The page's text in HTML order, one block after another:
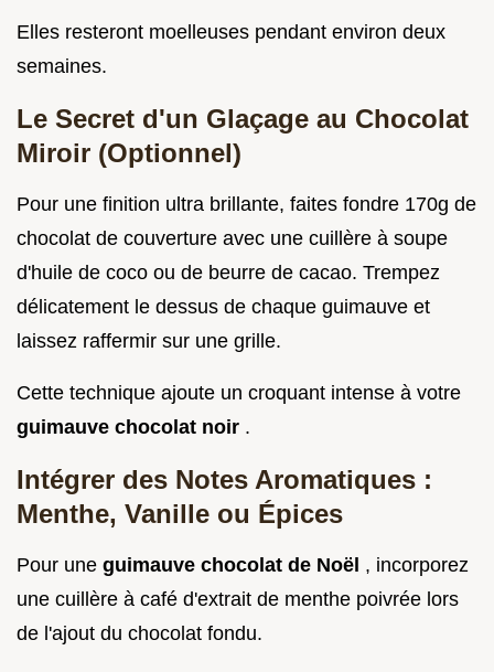
Elles resteront moelleuses pendant environ deux
semaines.
Le Secret d'un Glaçage au Chocolat
Miroir (Optionnel)
Pour une finition ultra brillante, faites fondre 170g de
chocolat de couverture avec une cuillère à soupe
d'huile de coco ou de beurre de cacao. Trempez
délicatement le dessus de chaque guimauve et
laissez raffermir sur une grille.
Cette technique ajoute un croquant intense à votre
guimauve chocolat noir .
Intégrer des Notes Aromatiques :
Menthe, Vanille ou Épices
Pour une guimauve chocolat de Noël , incorporez
une cuillère à café d'extrait de menthe poivrée lors
de l'ajout du chocolat fondu.